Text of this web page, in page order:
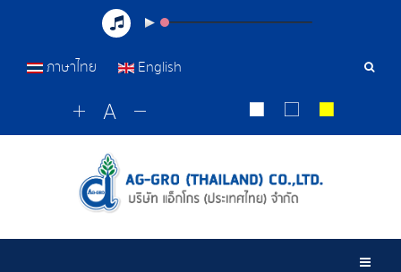
เครื่อ
ภาษาไทย English